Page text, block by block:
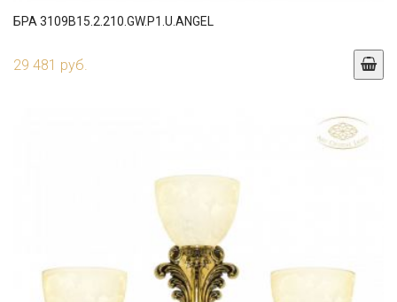
БРА 3109B15.2.210.GW.P1.U.ANGEL
29 481 руб.